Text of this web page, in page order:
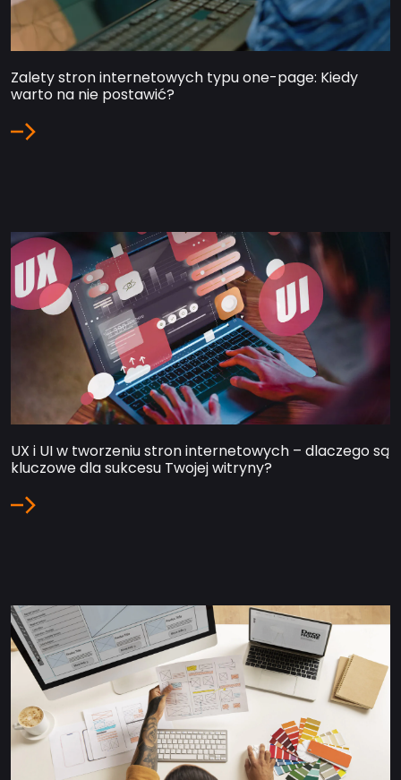
Zalety stron internetowych typu one-page: Kiedy
warto na nie postawić?
UX i UI w tworzeniu stron internetowych – dlaczego są
kluczowe dla sukcesu Twojej witryny?